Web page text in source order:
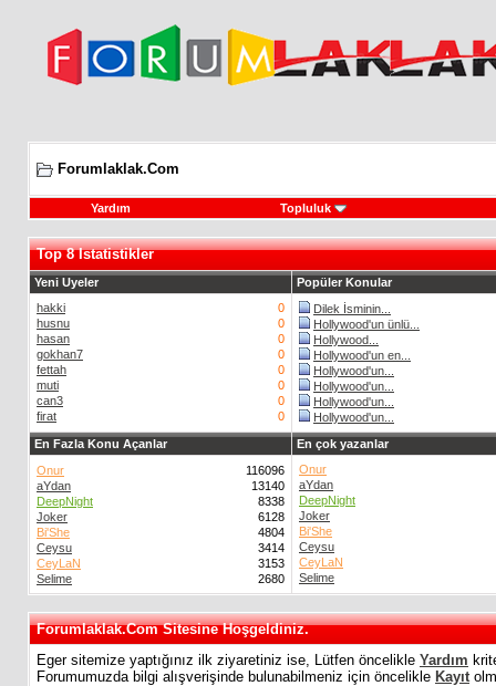
Forumlaklak.Com
Yardım Topluluk
Top 8 Istatistikler
Yeni Uyeler
Popüler Konular
hakki
0
husnu
0
hasan
0
gokhan7
0
fettah
0
muti
0
can3
0
firat
0
Dilek İsminin...
Hollywood'un ünlü...
Hollywood...
Hollywood'un en...
Hollywood'un...
Hollywood'un...
Hollywood'un...
Hollywood'un...
En Fazla Konu Açanlar
En çok yazanlar
Onur
116096
aYdan
13140
DeepNight
8338
Joker
6128
Bi'She
4804
Ceysu
3414
CeyLaN
3153
Selime
2680
Onur
aYdan
DeepNight
Joker
Bi'She
Ceysu
CeyLaN
Selime
Forumlaklak.Com Sitesine Hoşgeldiniz.
Eger sitemize yaptığınız ilk ziyaretiniz ise, Lütfen öncelikle Yardım
Forumumuzda bilgi alışverişinde bulunabilmeniz için öncelikle Kayıt